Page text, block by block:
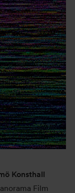
Konsthall
Film